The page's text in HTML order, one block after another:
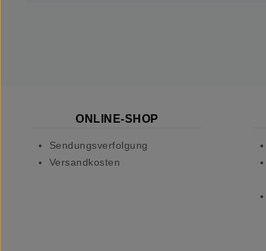
ONLINE-SHOP
Sendungsverfolgung
Versandkosten